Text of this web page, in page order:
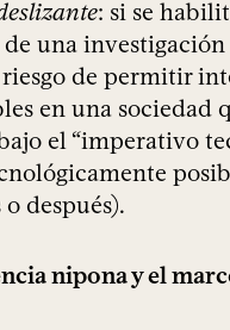
: si se
una investigación
riesgo de permitir
en una sociedad
el “imperativo
después).
nipona y el